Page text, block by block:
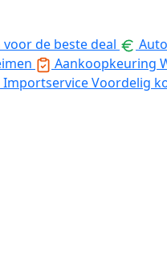
de beste deal
Aankoopkeuring
ImportserviceVoordelig